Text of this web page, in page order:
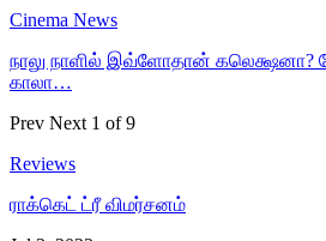
Cinema News
நாலு நாளில் இவ்ளோதான் கலெக்ஷனா?
காலா…
Prev Next 1 of 9
Reviews
ராக்கெட் ட்ரீ விமர்சனம்